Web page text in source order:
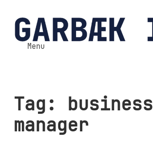
til
indhold
Menu
Tag: business
manager